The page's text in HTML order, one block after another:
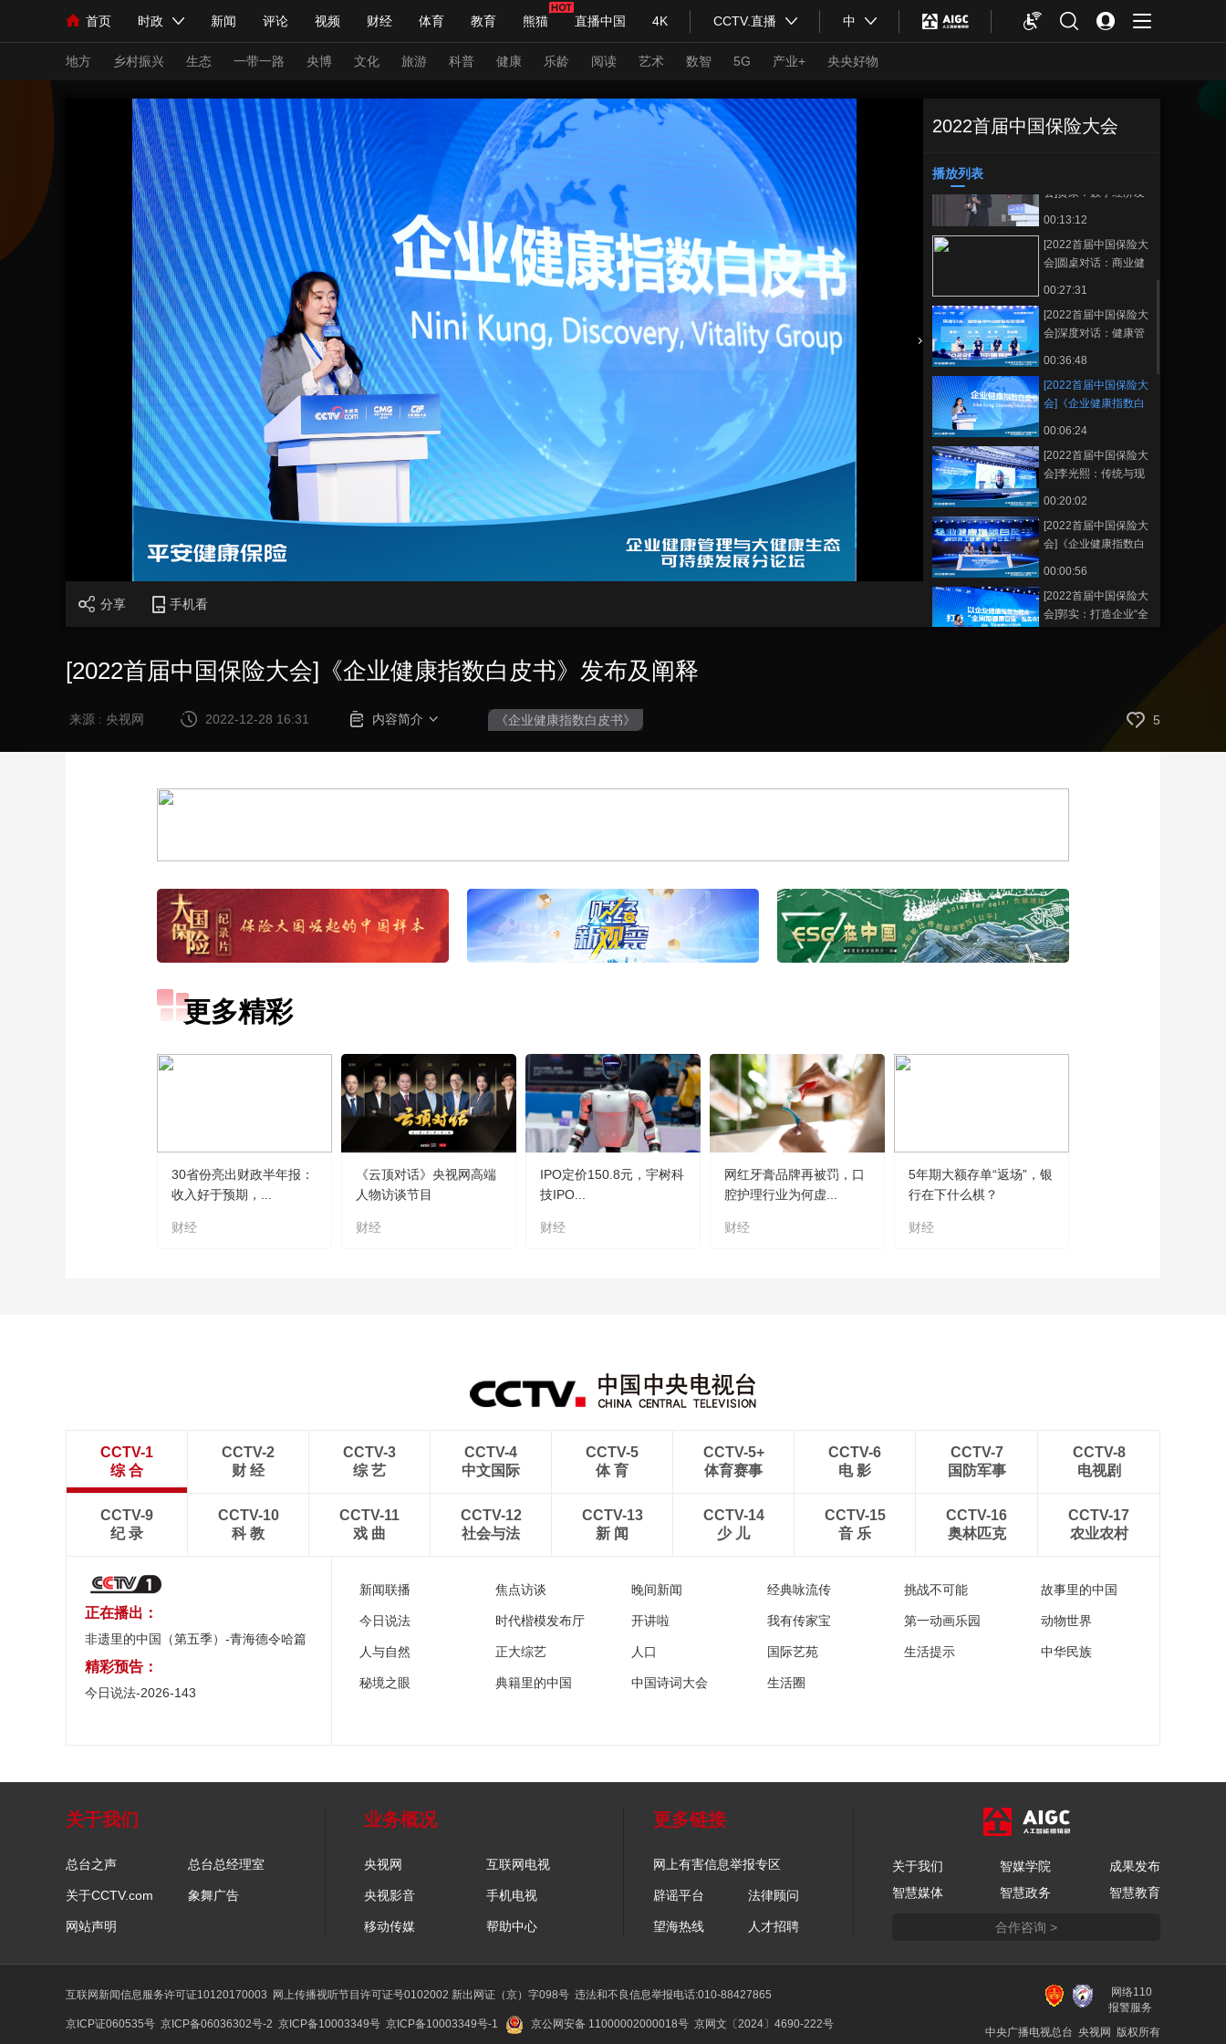
首页 时政 新闻 评论 视频 财经 体育 教育 熊猫 直播中国 4K CCTV.直播 中
人民领袖习近平 联播+ 中国领导人 央视快评 习式妙语 热解读 天天学习
直播 栏目大全 节目单 听音 微视频 主持人 下载央视影音
海外频道 iPanda English Монгол
地方 乡村振兴 生态 一带一路 央博 文化 旅游 科普 健康 乐龄 阅读 艺术 数智 5G 产业+ 央央好物
总台春晚 网络春晚 共产党员网 秧纪录 纪录片网 国家大剧院 大型活动
国内 国际 评论 经济 军事 科技 法治 文娱 人物 公益
人民领袖习近平 联播+ 热解读 天天学习 习式妙语 央视快评 央视网评 光华锐评 锋面
小央视频 小央直播 直播中国 熊猫频道 VR/AR 4K专区 全景新闻
前线 比划 快看 蓝海中国 新兵请入列 人生第一次 人生第二次
直播 竞猜 2026年世界杯 2026年冬奥会 CBA NBA 国际足球 网球
VIP会员 CCTV奥林匹克频道 生活体育大会 体育江湖 文化体育 冰雪道路
教育 乡村振兴 生态环境 一带一路 央博 文化 旅游 健康 乐龄 阅读 数智 5G 产业+
大国智造 大国展会 大国保险 云顶对话 云起 超级工厂 智敬中国 全民健康 海洋 时尚 才艺 网展 央央好物
分享
手机看
2022首届中国保险大会
播放列表
正在播放
[2022首届中国保
[2022首届中国保险大
会]王和：保险与数据
会]贾康：数字经济发
挑战
00:13:12
[2022首届中国保险大
会]圆桌对话：商业健
信、范竹萍、黄钢、
曾诚
00:27:31
[2022首届中国保险大
会]深度对话：健康管
00:36:48
[2022首届中国保险大
会]《企业健康指数白
00:06:24
[2022首届中国保险大
会]李光熙：传统与现
00:20:02
[2022首届中国保险大
会]《企业健康指数白
00:00:56
[2022首届中国保险大
会]郭实：打造企业“全
大会·健康分论坛》
会]樊纲 主旨演讲：中
国经济波动与长期增
长
00:24:17
[2022首届中国保险大
会]周延礼 主题演讲：
保险行业发展新格局
会]武留信：重大慢病
会]樊纲、李晓林、罗
胜 云顶对话：构建健
[2022首届中国保险大
会]屠光绍 主旨演讲：
二十大之后金融发展
大会》宣传片
00:02:41
[2022首届中国保险大
[2022首届中国保险大会]《企业健康指数白皮书》发布及阐释
来源 : 央视网 2022-12-28 16:31 内容简介 《企业健康指数白皮书》 5
更多精彩
30省份亮出财政半年报：
收入好于预期，...
财经
《云顶对话》央视网高端
人物访谈节目
财经
IPO定价150.8元，宇树科
技IPO...
财经
网红牙膏品牌再被罚，口
腔护理行业为何虚...
财经
5年期大额存单“返场”，银
行在下什么棋？
财经
CCTV-1
综 合
CCTV-2
财 经
CCTV-3
综 艺
CCTV-4
中文国际
CCTV-5
体 育
CCTV-5+
体育赛事
CCTV-6
电 影
CCTV-7
国防军事
CCTV-8
电视剧
CCTV-9
纪 录
CCTV-10
科 教
CCTV-11
戏 曲
CCTV-12
社会与法
CCTV-13
新 闻
CCTV-14
少 儿
CCTV-15
音 乐
CCTV-16
奥林匹克
CCTV-17
农业农村
正在播出：
非遗里的中国（第五季）-青海德令哈篇
精彩预告：
今日说法-2026-143
新闻联播 焦点访谈 晚间新闻 经典咏流传 挑战不可能 故事里的中国
今日说法 时代楷模发布厅 开讲啦 我有传家宝 第一动画乐园 动物世界
人与自然 正大综艺 人口 国际艺苑 生活提示 中华民族
秘境之眼 典籍里的中国 中国诗词大会 生活圈
关于我们
总台之声 总台总经理室
关于CCTV.com 象舞广告
网站声明
业务概况
央视网 互联网电视
央视影音 手机电视
移动传媒 帮助中心
更多链接
网上有害信息举报专区
辟谣平台 法律顾问
望海热线 人才招聘
关于我们 智媒学院
成果发布
智慧媒体
智慧政务 智慧教育
合作咨询 >
互联网新闻信息服务许可证10120170003 网上传播视听节目许可证号0102002 新出网证（京）字098号 违法和不良信息举报电话:010-88427865
京ICP证060535号 京ICP备06036302号-2 京ICP备10003349号 京ICP备10003349号-1 京公网安备 11000002000018号 京网文〔2024〕4690-222号
网络110
报警服务
中央广播电视总台 央视网 版权所有